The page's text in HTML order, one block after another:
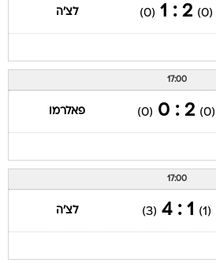
(0)
2 : 1
(0) לצ'ה
17:00
(0)
2 : 0
(0) פאלרמו
17:00
(1)
1 : 4
(3) לצ'ה